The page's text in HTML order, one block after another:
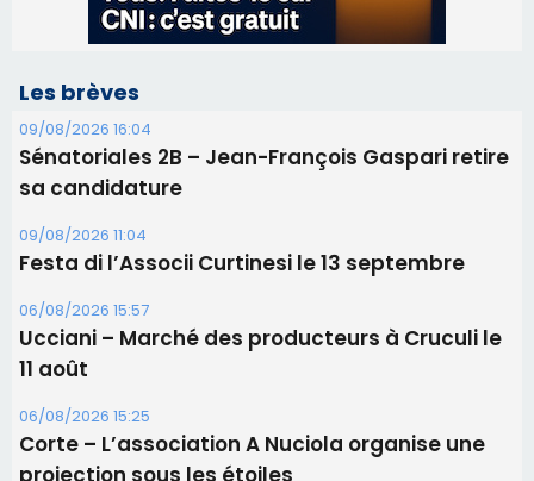
09/08/2026 11:04
Festa di l’Associi Curtinesi le 13 septembre
06/08/2026 15:57
Ucciani – Marché des producteurs à Cruculi le
11 août
06/08/2026 15:25
Corte – L’association A Nuciola organise une
projection sous les étoiles
06/08/2026 15:04
Alata - Soirée Tango Argentin au stade de San
Benedetto
05/08/2026 09:53
Biguglia : messe de la Sainte-Marie et
procession le 14 août